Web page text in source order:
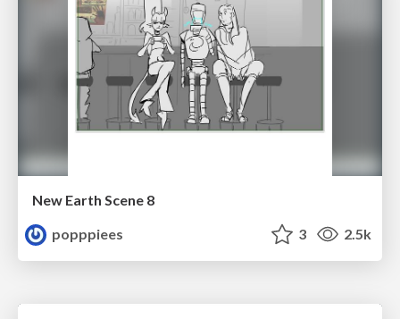
New Earth Scene 8
popppiees
3 2.5k